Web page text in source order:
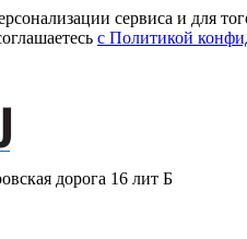
сервиса и для
c Политикой
дорога 16 лит Б